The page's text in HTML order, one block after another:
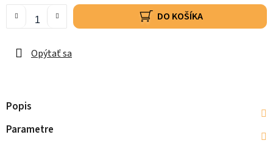
DO KOŠÍKA
Opýtať sa
Popis
Parametre